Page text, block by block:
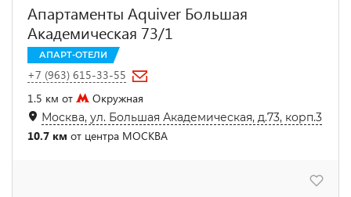
Апартаменты Aquiver Большая
Академическая 73/1
АПАРТ-ОТЕЛИ
+7 (963) 615-33-55
1.5 км от
Окружная
Москва, ул. Большая Академическая, д.73, корп.3
10.7 км от центра МОСКВА